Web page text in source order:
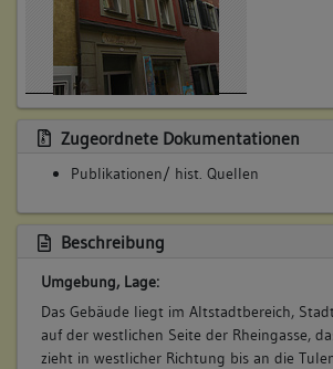
Zugeordnete Dokumentationen
Publikationen/ hist. Quellen
Beschreibung
Umgebung, Lage:
Das Gebäude liegt im Altstadtbereich,
auf der westlichen Seite der Rheingasse,
zieht in westlicher Richtung bis an die